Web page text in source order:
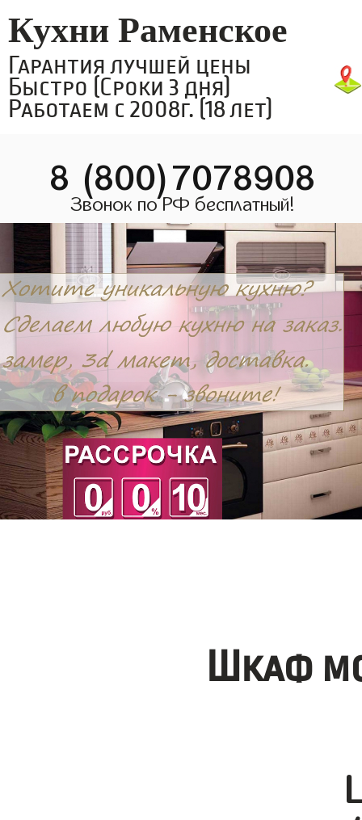
Кухни Раменское
Гарантия лучшей цены
Быстро (Сроки 3 дня)
Работаем с 2008г. (18 лет)
8 (800)7078908
Звонок по РФ бесплатный!
Шкаф